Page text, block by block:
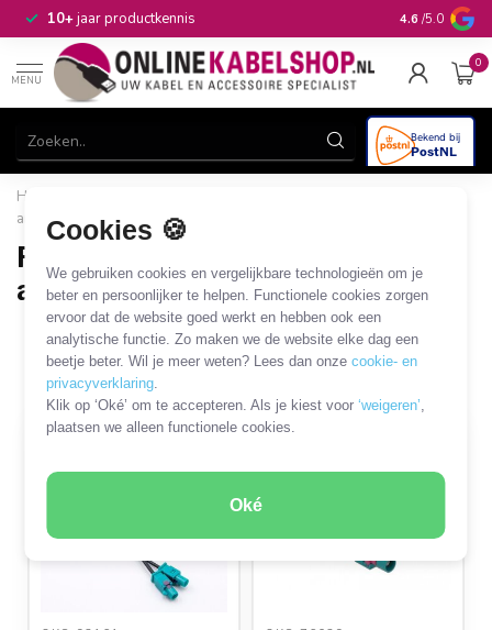
Cookies 🍪
We gebruiken cookies en vergelijkbare technologieën om je
beter en persoonlijker te helpen. Functionele cookies zorgen
ervoor dat de website goed werkt en hebben ook een
analytische functie. Zo maken we de website elke dag een
beetje beter. Wil je meer weten? Lees dan onzecookie- en
privacyverklaring.
Klik op ‘Oké’ om te accepteren. Als je kiest voor‘weigeren’,
plaatsen we alleen functionele cookies.
Oké
10+jaar productkennis 4.6 /5.0
MENU
0
Home
antenne
Fakra - DIN antenne kabels en adapters
Fakra - DIN antenne kabels en
adapters
8 PRODUCTEN
Filters